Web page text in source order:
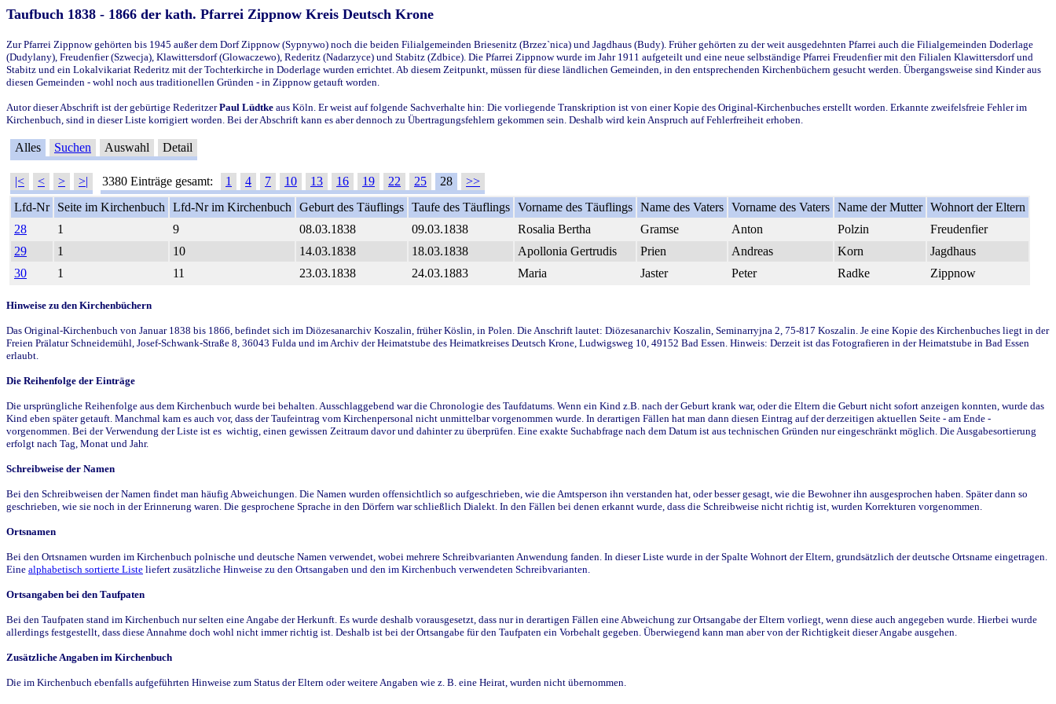
Taufbuch 1838 - 1866 der kath. Pfarrei Zippnow Kreis Deutsch Krone
Zur Pfarrei Zippnow gehörten bis 1945 außer dem Dorf Zippnow (Sypnywo) noch die beiden Filialgemeinden Briesenitz (Brzez`nica) und Jagdhaus (Budy). Früher gehörten zu der weit ausgedehnten Pfarrei auch die Filialgemeinden Doderlage
(Dudylany), Freudenfier (Szwecja), Klawittersdorf (Glowaczewo), Rederitz (Nadarzyce) und Stabitz (Zdbice). Die Pfarrei Zippnow wurde im Jahr 1911 aufgeteilt und eine neue selbständige Pfarrei Freudenfier mit den Filialen Klawittersdorf und
Stabitz und ein Lokalvikariat Rederitz mit der Tochterkirche in Doderlage wurden errichtet. Ab diesem Zeitpunkt, müssen für diese ländlichen Gemeinden, in den entsprechenden Kirchenbüchern gesucht werden. Übergangsweise sind Kinder aus
diesen Gemeinden - wohl noch aus traditionellen Gründen - in Zippnow getauft worden.
Autor dieser Abschrift ist der gebürtige RederitzerPaul Lüdtke aus Köln. Er weist auf folgende Sachverhalte hin: Die vorliegende Transkription ist von einer Kopie des Original-Kirchenbuches erstellt worden. Erkannte zweifelsfreie Fehler im
Kirchenbuch, sind in dieser Liste korrigiert worden. Bei der Abschrift kann es aber dennoch zu Übertragungsfehlern gekommen sein. Deshalb wird kein Anspruch auf Fehlerfreiheit erhoben.
Alles Suchen Auswahl Detail
|< < > >| 3380 Einträge gesamt: 1 4 7 10 13 16 19 22 25 28
>>
Lfd-Nr
Seite im Kirchenbuch Lfd-Nr im Kirchenbuch Geburt des Täuflings Taufe des Täuflings Vorname des Täuflings Name des Vaters Vorname des Vaters Name der Mutter Wohnort der Eltern
28
1 9 08.03.1838 09.03.1838 Rosalia Bertha Gramse Anton Polzin
Freudenfier
29
1 10 14.03.1838 18.03.1838 Apollonia Gertrudis Prien Andreas Korn
Jagdhaus
30
1 11 23.03.1838 24.03.1883 Maria Jaster Peter Radke Zippnow
Hinweise zu den Kirchenbüchern
Das Original-Kirchenbuch von Januar 1838 bis 1866, befindet sich im Diözesanarchiv Koszalin, früher Köslin, in Polen. Die Anschrift lautet: Diözesanarchiv Koszalin, Seminarryjna 2, 75-817 Koszalin. Je eine Kopie des Kirchenbuches liegt in der
Freien Prälatur Schneidemühl, Josef-Schwank-Straße 8, 36043 Fulda und im Archiv der Heimatstube des Heimatkreises Deutsch Krone, Ludwigsweg 10, 49152 Bad Essen. Hinweis: Derzeit ist das Fotografieren in der Heimatstube in Bad Essen
erlaubt.
Die Reihenfolge der Einträge
Die ursprüngliche Reihenfolge aus dem Kirchenbuch wurde bei behalten. Ausschlaggebend war die Chronologie des Taufdatums. Wenn ein Kind z.B. nach der Geburt krank war, oder die Eltern die Geburt nicht sofort anzeigen konnten, wurde das
Kind eben später getauft. Manchmal kam es auch vor, dass der Taufeintrag vom Kirchenpersonal nicht unmittelbar vorgenommen wurde. In derartigen Fällen hat man dann diesen Eintrag auf der derzeitigen aktuellen Seite - am Ende -
vorgenommen. Bei der Verwendung der Liste ist es wichtig, einen gewissen Zeitraum davor und dahinter zu überprüfen. Eine exakte Suchabfrage nach dem Datum ist aus technischen Gründen nur eingeschränkt möglich. Die Ausgabesortierung
erfolgt nach Tag, Monat und Jahr.
Schreibweise der Namen
Bei den Schreibweisen der Namen findet man häufig Abweichungen. Die Namen wurden offensichtlich so aufgeschrieben, wie die Amtsperson ihn verstanden hat, oder besser gesagt, wie die Bewohner ihn ausgesprochen haben. Später dann so
geschrieben, wie sie noch in der Erinnerung waren. Die gesprochene Sprache in den Dörfern war schließlich Dialekt. In den Fällen bei denen erkannt wurde, dass die Schreibweise nicht richtig ist, wurden Korrekturen vorgenommen.
Ortsnamen
Bei den Ortsnamen wurden im Kirchenbuch polnische und deutsche Namen verwendet, wobei mehrere Schreibvarianten Anwendung fanden. In dieser Liste wurde in der Spalte Wohnort der Eltern, grundsätzlich der deutsche Ortsname eingetragen.
Eine alphabetisch sortierte Liste liefert zusätzliche Hinweise zu den Ortsangaben und den im Kirchenbuch verwendeten Schreibvarianten.
Ortsangaben bei den Taufpaten
Bei den Taufpaten stand im Kirchenbuch nur selten eine Angabe der Herkunft. Es wurde deshalb vorausgesetzt, dass nur in derartigen Fällen eine Abweichung zur Ortsangabe der Eltern vorliegt, wenn diese auch angegeben wurde. Hierbei wurde
allerdings festgestellt, dass diese Annahme doch wohl nicht immer richtig ist. Deshalb ist bei der Ortsangabe für den Taufpaten ein Vorbehalt gegeben. Überwiegend kann man aber von der Richtigkeit dieser Angabe ausgehen.
Zusätzliche Angaben im Kirchenbuch
Die im Kirchenbuch ebenfalls aufgeführten Hinweise zum Status der Eltern oder weitere Angaben wie z. B. eine Heirat, wurden nicht übernommen.